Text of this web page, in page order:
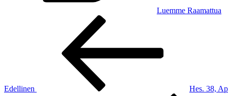
Luemme Raamattua
Edellinen
Hes. 38,